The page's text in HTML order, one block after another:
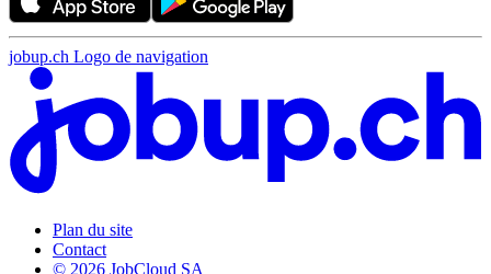
jobup.ch Logo de navigation
Plan du site
Contact
© 2026 JobCloud SA